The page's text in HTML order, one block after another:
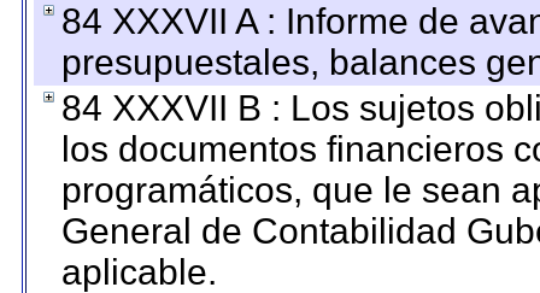
84 XXXVII A : Informe de
presupuestales, balances
84 XXXVII B : Los sujetos
los documentos financieros
programáticos, que le sean
General de Contabilidad
aplicable.